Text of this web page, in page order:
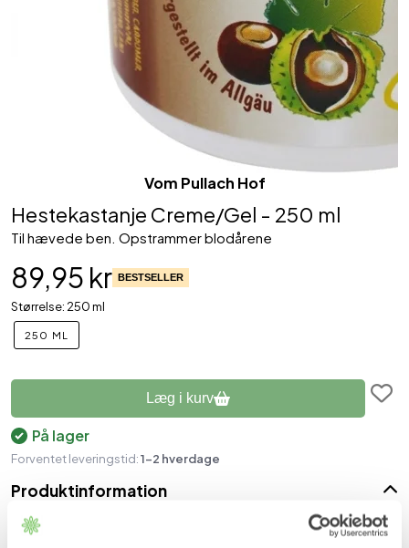
Vom Pullach Hof
Hestekastanje Creme/Gel - 250 ml
Til hævede ben. Opstrammer blodårene
89,95 kr BESTSELLER
Størrelse: 250 ml
250 ML
Læg i kurv
På lager
Forventet leveringstid:1-2 hverdage
Produktinformation
Hestekastanje gel er velegenet til lindring af ømme og trætte ben.